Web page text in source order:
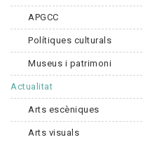
APGCC
Polítiques culturals
Museus i patrimoni
Actualitat
Arts escèniques
Arts visuals